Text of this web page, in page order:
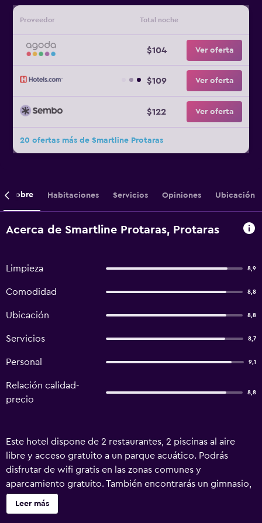
Proveedor Total noche
$104 Ver oferta
$109 Ver oferta
$122 Ver oferta
20 ofertas más de Smartline Protaras
Sobre Habitaciones Servicios Opiniones Ubicación
Acerca de Smartline Protaras, Protaras
Limpieza 8,9
Comodidad 8,8
Ubicación 8,8
Servicios 8,7
Personal 9,1
Relación calidad-
precio
8,8
Este hotel dispone de 2 restaurantes, 2 piscinas al aire
libre y acceso gratuito a un parque acuático. Podrás
disfrutar de wifi gratis en las zonas comunes y
aparcamiento gratuito. También encontrarás un gimnasio,
un bar o lounge y un bar junto a la piscina. Papouis
Protaras Hotel ofrece 137 alojamientos con aire
Leer más